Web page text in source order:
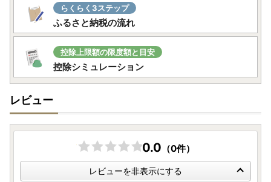
らくらく3ステップ
ふるさと納税の流れ
控除上限額の限度額と目安
控除シミュレーション
レビュー
0.0 （0件）
レビューを非表示にする